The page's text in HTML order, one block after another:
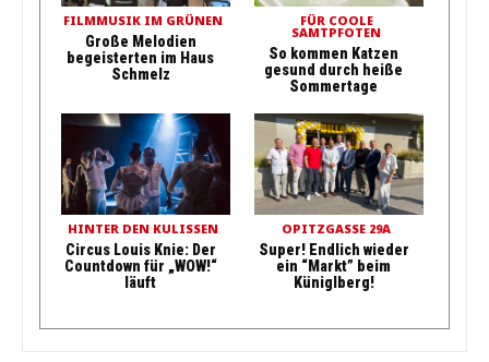
FILMMUSIK IM GRÜNEN
Große Melodien
begeisterten im Haus
Schmelz
FÜR COOLE
SAMTPFOTEN
So kommen Katzen
gesund durch heiße
Sommertage
HINTER DEN KULISSEN
Circus Louis Knie: Der
Countdown für „WOW!“
läuft
OPITZGASSE 29A
Super! Endlich wieder
ein “Markt” beim
Küniglberg!